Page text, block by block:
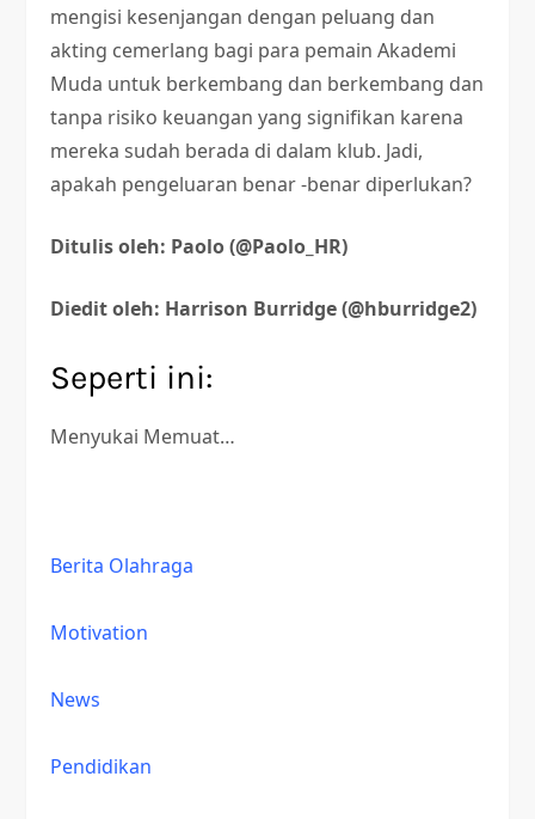
mengisi kesenjangan dengan peluang dan
akting cemerlang bagi para pemain Akademi
Muda untuk berkembang dan berkembang dan
tanpa risiko keuangan yang signifikan karena
mereka sudah berada di dalam klub. Jadi,
apakah pengeluaran benar -benar diperlukan?
Ditulis oleh: Paolo (@Paolo_HR)
Diedit oleh: Harrison Burridge (@hburridge2)
Seperti ini:
Menyukai Memuat…
Berita Olahraga
Motivation
News
Pendidikan